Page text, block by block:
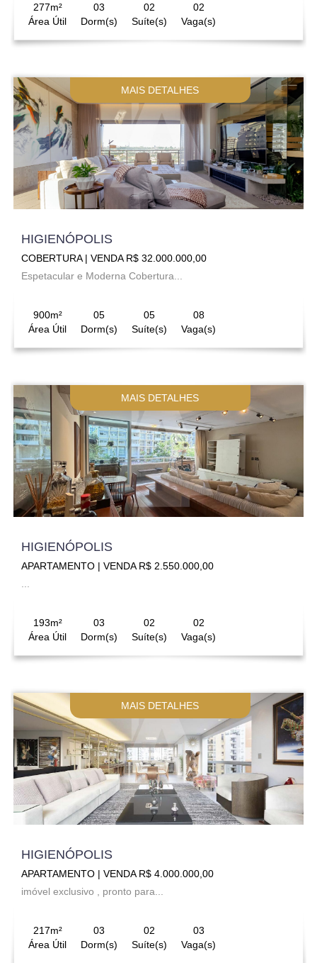
277m²
Área Útil
03
Dorm(s)
02
Suíte(s)
02
Vaga(s)
MAIS DETALHES
HIGIENÓPOLIS
COBERTURA | VENDA R$ 32.000.000,00
Espetacular e Moderna Cobertura...
900m²
Área Útil
05
Dorm(s)
05
Suíte(s)
08
Vaga(s)
MAIS DETALHES
HIGIENÓPOLIS
APARTAMENTO | VENDA R$ 2.550.000,00
193m²
Área Útil
03
Dorm(s)
02
Suíte(s)
02
Vaga(s)
MAIS DETALHES
HIGIENÓPOLIS
APARTAMENTO | VENDA R$ 4.000.000,00
imóvel exclusivo , pronto para...
217m²
Área Útil
03
Dorm(s)
02
Suíte(s)
03
Vaga(s)